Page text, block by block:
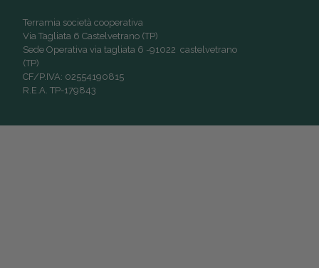
Terramia società cooperativa
Via Tagliata 6 Castelvetrano (TP)
Sede Operativa via tagliata 6 -91022 castelvetrano
(TP)
CF/P.IVA: 02554190815
R.E.A. TP-179843